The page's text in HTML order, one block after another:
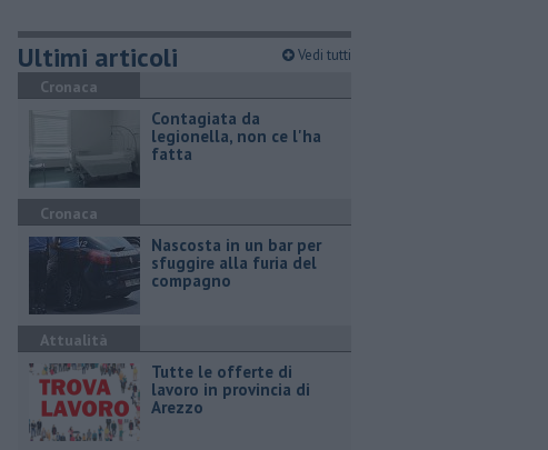
Ultimi articoli Vedi tutti
Cronaca
Contagiata da
legionella, non ce l'ha
fatta
Cronaca
Nascosta in un bar per
sfuggire alla furia del
compagno
Attualità
​Tutte le offerte di
lavoro in provincia di
Arezzo